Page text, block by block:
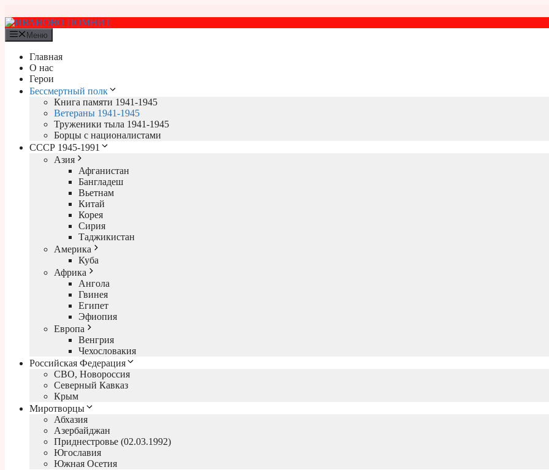
к
содержимому
Меню
Главная
О нас
Герои
Бессмертный полк
Книга памяти 1941-1945
Ветераны 1941-1945
Труженики тыла 1941-1945
Борцы с националистами
СССР 1945-1991
Азия
Афганистан
Бангладеш
Вьетнам
Китай
Корея
Сирия
Таджикистан
Америка
Куба
Африка
Ангола
Гвинея
Египет
Эфиопия
Европа
Венгрия
Чехословакия
Российская Федерация
СВО, Новороссия
Северный Кавказ
Крым
Миротворцы
Абхазия
Азербайджан
Приднестровье (02.03.1992)
Югославия
Южная Осетия